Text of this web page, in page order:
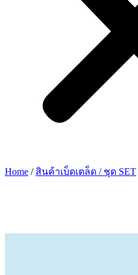
Home / สินค้าเบ็ดเตล็ด / ชุด SET